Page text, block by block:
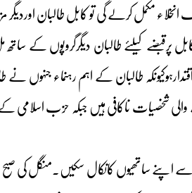
کردیاہے کیونکہ انہیں یقین ہے کہ جونہی ایساف کی ایک لاکھ سے زائدافواج ۳۱دسمبر۲۰۱۴ء تک انخلاء
کیلئے طالبان دیگرگروپوں کے ساتھ
طالبان کے اہم رہنماء جنہوں نے
والی شخصیات ناکافی ہیں جبکہ حزب اسلامی